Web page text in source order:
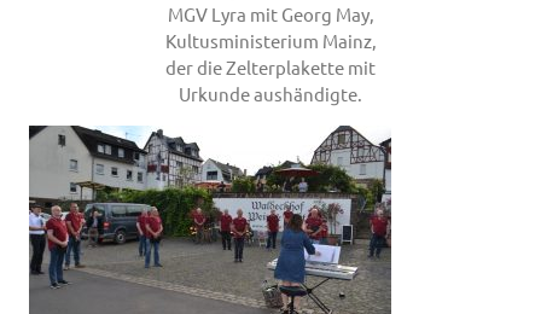
MGV Lyra mit Georg May,
Kultusministerium Mainz,
der die Zelterplakette mit
Urkunde aushändigte.